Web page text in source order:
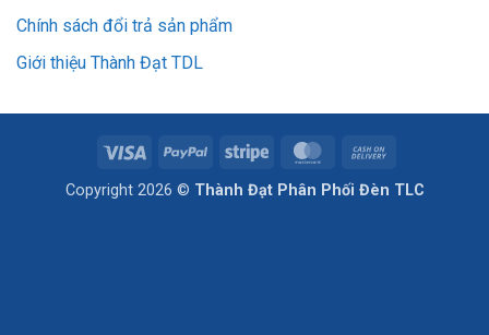
Chính sách đổi trả sản phẩm
Giới thiệu Thành Đạt TDL
Visa PayPal Stripe MasterCard
Delivery
Copyright 2026 © Thành Đạt Phân Phối Đèn TLC